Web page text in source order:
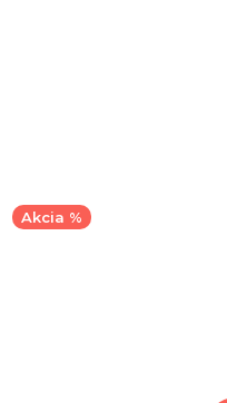
Akcia %